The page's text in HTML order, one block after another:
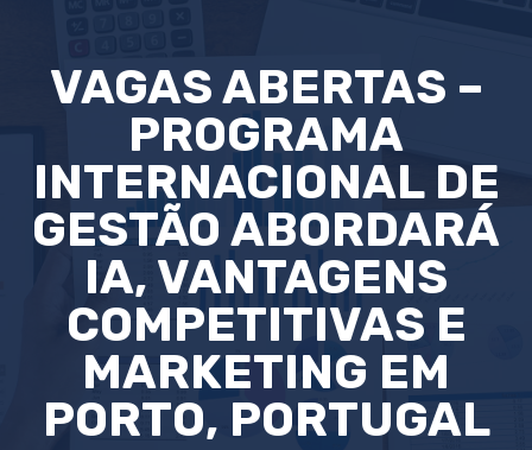
VAGAS ABERTAS –
PROGRAMA
INTERNACIONAL DE
GESTÃO ABORDARÁ
IA, VANTAGENS
COMPETITIVAS E
MARKETING EM
PORTO, PORTUGAL